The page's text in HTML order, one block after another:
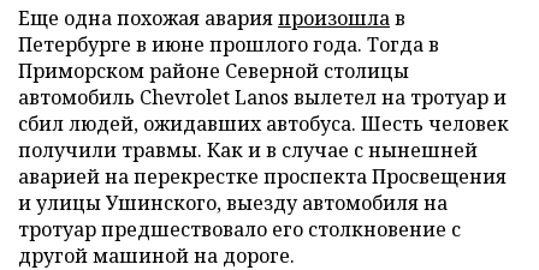
Еще одна похожая аварияпроизошлав
Петербурге в июне прошлого года. Тогда в
Приморском районе Северной столицы
автомобиль Chevrolet Lanos вылетел на тротуар и
сбил людей, ожидавших автобуса. Шесть человек
получили травмы. Как и в случае с нынешней
аварией на перекрестке проспекта Просвещения
и улицы Ушинского, выезду автомобиля на
тротуар предшествовало его столкновение с
другой машиной на дороге.